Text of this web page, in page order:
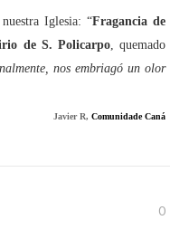
Iglesia: “Fragancia de
de S. Policarpo, quemado
nos embriagó un olor
Javier R, Comunidade Caná
0